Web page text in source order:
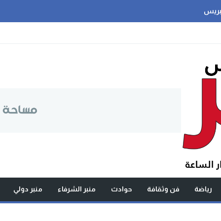
رياضة فن وثقافة حوادث منبر الشرفاء منبر دولي